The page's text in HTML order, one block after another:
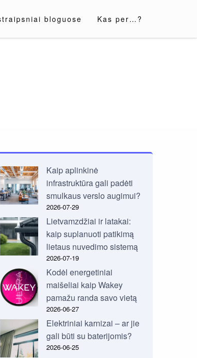
bloguose Kas per…?
Kaip aplinkinė
infrastruktūra gali padėti
smulkaus verslo augimui?
2026-07-29
Lietvamzdžiai ir latakai:
kaip suplanuoti patikimą
lietaus nuvedimo sistemą
2026-07-19
Kodėl energetiniai
maišeliai kaip Wakey
pamažu randa savo vietą
2026-06-27
Elektriniai karnizai – ar jie
gali būti su baterijomis?
2026-06-25